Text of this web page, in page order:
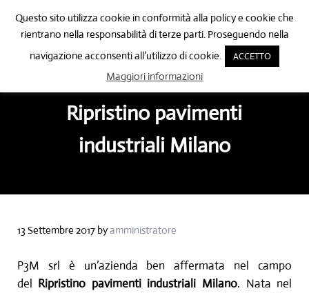
Posa pavimenti in resina Como
Posa pavimenti in resina Como
Menu Header Search
🔍
Ripristino pavimenti
industriali Milano
13 Settembre 2017 byamministratore
P3M srl è un’azienda ben affermata nel campo
del Ripristino pavimenti industriali Milano. Nata nel
Questo sito utilizza cookie in conformità alla policy e cookie che
rientrano nella responsabilità di terze parti. Proseguendo nella
navigazione acconsenti all’utilizzo di cookie.
ACCETTO
Maggiori informazioni